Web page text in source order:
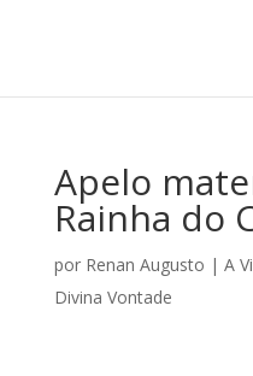
Apelo
Rainha do
por Renan Augusto | A
Divina Vontade